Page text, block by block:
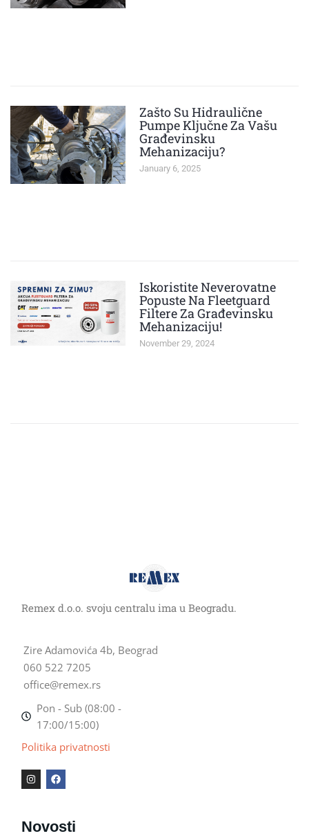
Zašto Su Hidraulične
Pumpe Ključne Za Vašu
Građevinsku
Mehanizaciju?
January 6, 2025
Iskoristite Neverovatne
Popuste Na Fleetguard
Filtere Za Građevinsku
Mehanizaciju!
November 29, 2024
Copyright © 2026 Remex | Powered by
Remex d.o.o. svoju centralu ima u Beogradu.
Zire Adamovića 4b, Beograd
060 522 7205
office@remex.rs
Pon - Sub (08:00 -
17:00/15:00)
Politika privatnosti
I
n
s
g
r
F
a
c
o
o
Novosti